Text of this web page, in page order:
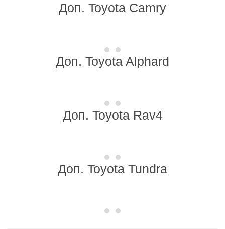
Доп. Toyota Camry
Доп. Toyota Alphard
Доп. Toyota Rav4
Доп. Toyota Tundra